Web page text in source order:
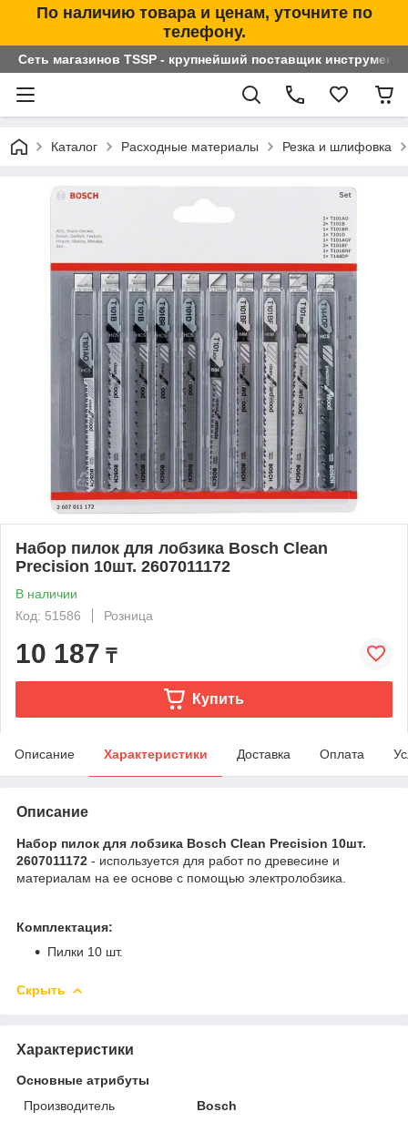
По наличию товара и ценам, уточните по
телефону.
Сеть магазинов TSSP - крупнейший поставщик
Каталог Расходные материалы Резка и шлифовка
Набор пилок для лобзика Bosch Clean
Precision 10шт. 2607011172
В наличии
Код: 51586
Розница
10 187 ₸
Купить
Описание Характеристики Доставка Оплата
Описание
Набор пилок для лобзика Bosch Clean Precision 10шт.
2607011172 - используется для работ по древесине и
материалам на ее основе с помощью электролобзика.
Комплектация:
Пилки 10 шт.
Скрыть
Характеристики
Основные атрибуты
Производитель
Bosch